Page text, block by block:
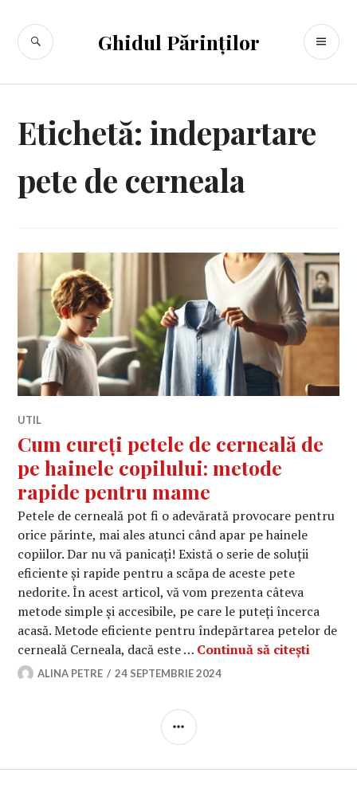
conținut
Ghidul Părinților
CĂUTARE
Etichetă:indepartare
pete de cerneala
UTIL
Cum cureți petele de cerneală de
pe hainele copilului: metode
rapide pentru mame
Petele de cerneală pot fi o adevărată provocare pentru
orice părinte, mai ales atunci când apar pe hainele
copiilor. Dar nu vă panicați! Există o serie de soluții
eficiente și rapide pentru a scăpa de aceste pete
nedorite. În acest articol, vă vom prezenta câteva
metode simple și accesibile, pe care le puteți încerca
acasă. Metode eficiente pentru îndepărtarea petelor de
cerneală Cerneala, dacă este … Continuă să citești
ALINA PETRE 24 SEPTEMBRIE 2024
BARĂ